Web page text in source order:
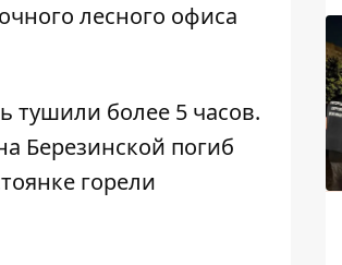
лесного офиса
тушили более 5 часов.
Березинской погиб
горели